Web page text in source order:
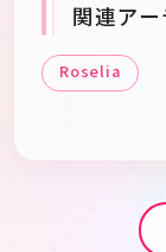
関連ア
Roselia